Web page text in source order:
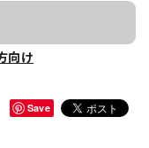
向け
Save